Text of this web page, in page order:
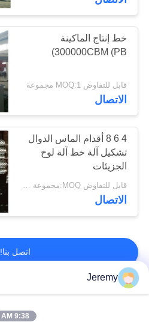
خط إنتاج الماكينة
300000CBM (PB)
قابل للتفاوض MOQ:1 مجموعة
الاتصال
4 6 8 أقدام الماس الدوال
تشكيل آلة خط آلة لوح
الجزيئات
قابل للتفاوض MOQ:مجموعة واحدة
الاتصال
اتصل بنا!
فئات شعبية
Jeremy
9:38 AM